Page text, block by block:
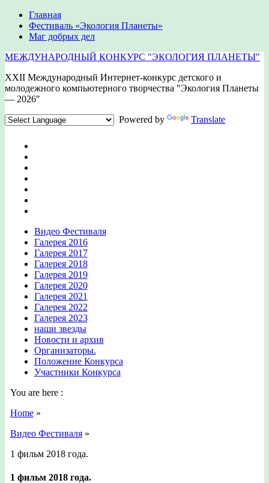
Главная
Фестиваль «Экология Планеты»
Маг добрых дел
МЕЖДУНАРОДНЫЙ КОНКУРС "ЭКОЛОГИЯ ПЛАНЕТЫ"
XXII Международный Интернет-конкурс детского и
молодежного компьютерного творчества "Экология Планеты
— 2026"
Powered by
Translate
Видео Фестиваля
Галерея 2016
Галерея 2017
Галерея 2018
Галерея 2019
Галерея 2020
Галерея 2021
Галерея 2022
Галерея 2023
наши звезды
Новости и архив
Организаторы.
Положение Конкурса
Участники Конкурса
You are here :
Home»
Видео Фестиваля»
1 фильм 2018 года.
1 фильм 2018 года.